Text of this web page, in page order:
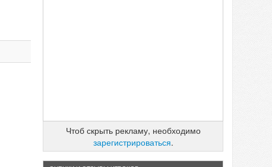
Чтоб скрыть рекламу, необходимо
зарегистрироваться.